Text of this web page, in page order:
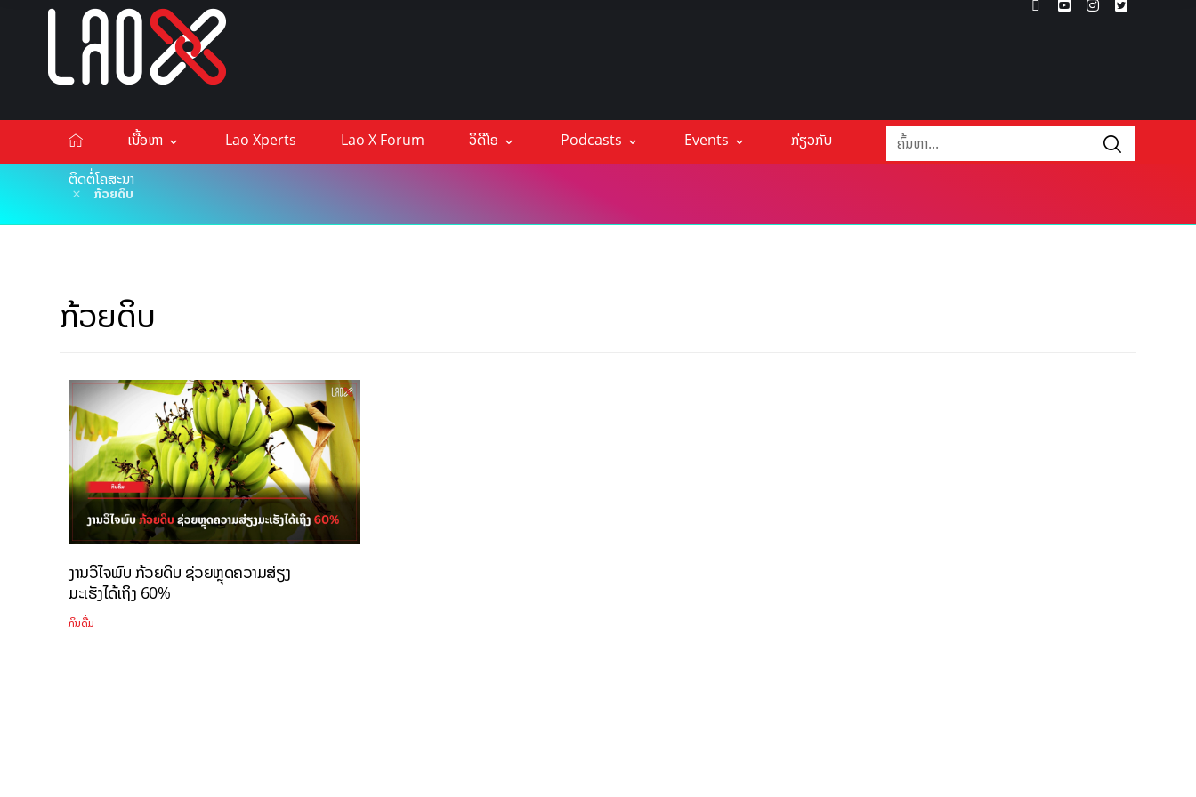
ເນື້ອຫາ Lao Xperts Lao X Forum ວິດີໂອ Podcasts Events
ກ່ຽວກັບ
ຕິດຕໍ່ໂຄສະນາ
ກ້ວຍດິບ
ກ້ວຍດິບ
ງານວິໄຈພົບ ກ້ວຍດິບ ຊ່ວຍຫຼຸດຄວາມສ່ຽງ
ມະເຮັງໄດ້ເຖິງ 60%
ກິນດື່ມ